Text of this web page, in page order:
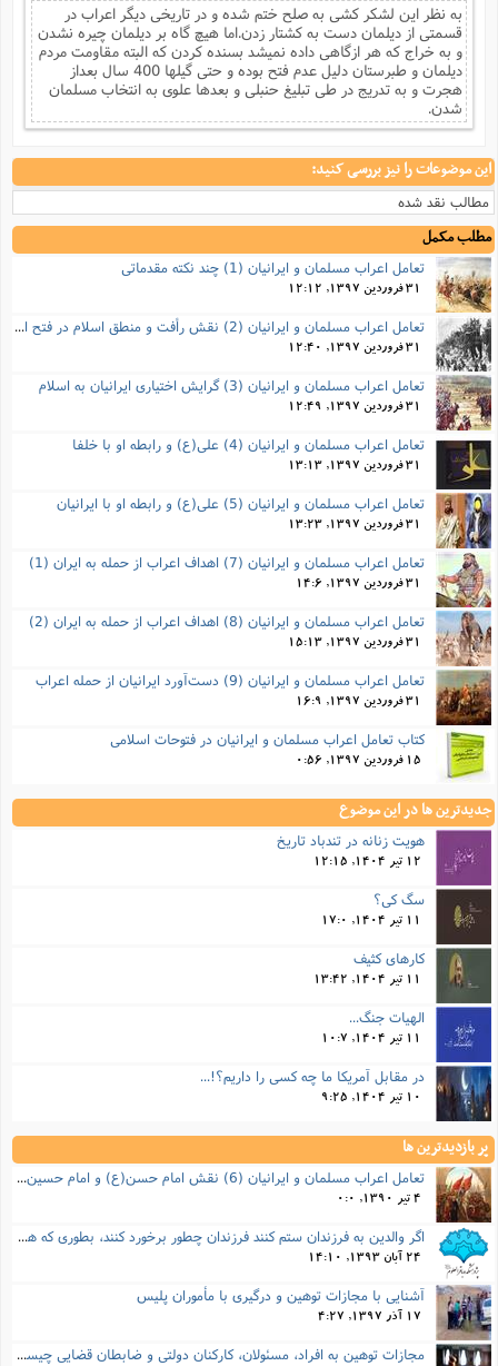
به نظر این لشکر کشی به صلح ختم شده و در تاریخی دیگر اعراب در
قسمتی از دیلمان دست به کشتار زدن.اما هیچ گاه بر دیلمان چیره نشدن
و به خراج که هر ازگاهی داده نمیشد بسنده کردن که البته مقاومت مردم
دیلمان و طبرستان دلیل عدم فتح بوده و حتی گیلها 400 سال بعداز
هجرت و به تدریج در طی تبلیغ حنبلی و بعدها علوی به انتخاب مسلمان
شدن.
این موضوعات را نیز بررسی کنید:
مطالب نقد شده
مطلب مکمل
تعامل اعراب مسلمان و ایرانیان (1) چند نکته مقدماتی
31 فروردین 1397, 12:12
تعامل اعراب مسلمان و ایرانیان (2) نقش رأفت و منطق اسلام در فتح ایران
31 فروردین 1397, 12:40
تعامل اعراب مسلمان و ایرانیان (3) گرایش اختیاری ایرانیان به اسلام
31 فروردین 1397, 12:49
تعامل اعراب مسلمان و ایرانیان (4) علی(ع) و رابطه او با خلفا
31 فروردین 1397, 13:13
تعامل اعراب مسلمان و ایرانیان (5) علی(ع) و رابطه‌ او با ایرانیان
31 فروردین 1397, 13:23
تعامل اعراب مسلمان و ایرانیان (7) اهداف اعراب از حمله به ایران (1)
31 فروردین 1397, 14:6
تعامل اعراب مسلمان و ایرانیان (8) اهداف اعراب از حمله به ایران (2)
31 فروردین 1397, 15:13
تعامل اعراب مسلمان و ایرانیان (9) دست‌آورد ایرانیان از حمله اعراب
31 فروردین 1397, 16:9
کتاب تعامل اعراب مسلمان و ایرانیان در فتوحات اسلامی
15 فروردین 1397, 0:56
جدیدترین ها در این موضوع
هویت زنانه در تندباد تاریخ
12 تیر 1404, 12:15
سگ کی؟
11 تیر 1404, 17:0
کارهای کثیف
11 تیر 1404, 13:42
الهیات جنگ...
11 تیر 1404, 10:7
در مقابل آمریکا ما چه کسی را داریم؟!...
10 تیر 1404, 9:25
پر بازدیدترین ها
تعامل اعراب مسلمان و ایرانیان (6) نقش امام حسن(ع) و امام حسین(ع) در فتح ایران
4 تیر 1390, 0:0
اگر والدین به فرزندان ستم کنند فرزندان چطور برخورد کنند، بطوری که هم موجب ناراحتی آنها نشود و هم بتوانند آنها را امر به معروف و نهی از منکر کنند، و اگر نصیحت تأثیر نداشت چطور باید با آنها برخورد کرد؟
24 آبان 1393, 14:10
آشنایی با مجازات توهین و درگیری با مأموران پلیس
17 آذر 1397, 4:27
مجازات‌ توهین به افراد، مسئولان، کارکنان دولتی و ضابطان قضایی چیست؟